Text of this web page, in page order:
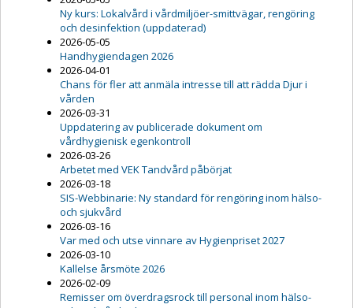
Ny kurs: Lokalvård i vårdmiljöer-smittvägar, rengöring
och desinfektion (uppdaterad)
2026-05-05
Handhygiendagen 2026
2026-04-01
Chans för fler att anmäla intresse till att rädda Djur i
vården
2026-03-31
Uppdatering av publicerade dokument om
vårdhygienisk egenkontroll
2026-03-26
Arbetet med VEK Tandvård påbörjat
2026-03-18
SIS-Webbinarie: Ny standard för rengöring inom hälso-
och sjukvård
2026-03-16
Var med och utse vinnare av Hygienpriset 2027
2026-03-10
Kallelse årsmöte 2026
2026-02-09
Remisser om överdragsrock till personal inom hälso-